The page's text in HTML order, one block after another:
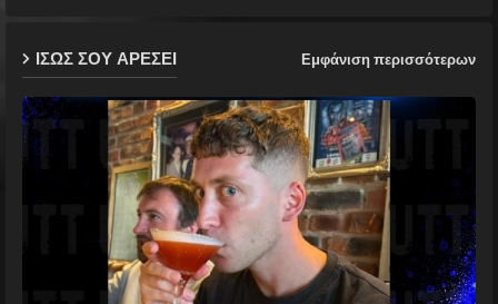
p
ΙΣΩΣ ΣΟΥ ΑΡΕΣΕΙ Εμφάνιση περισσότερων